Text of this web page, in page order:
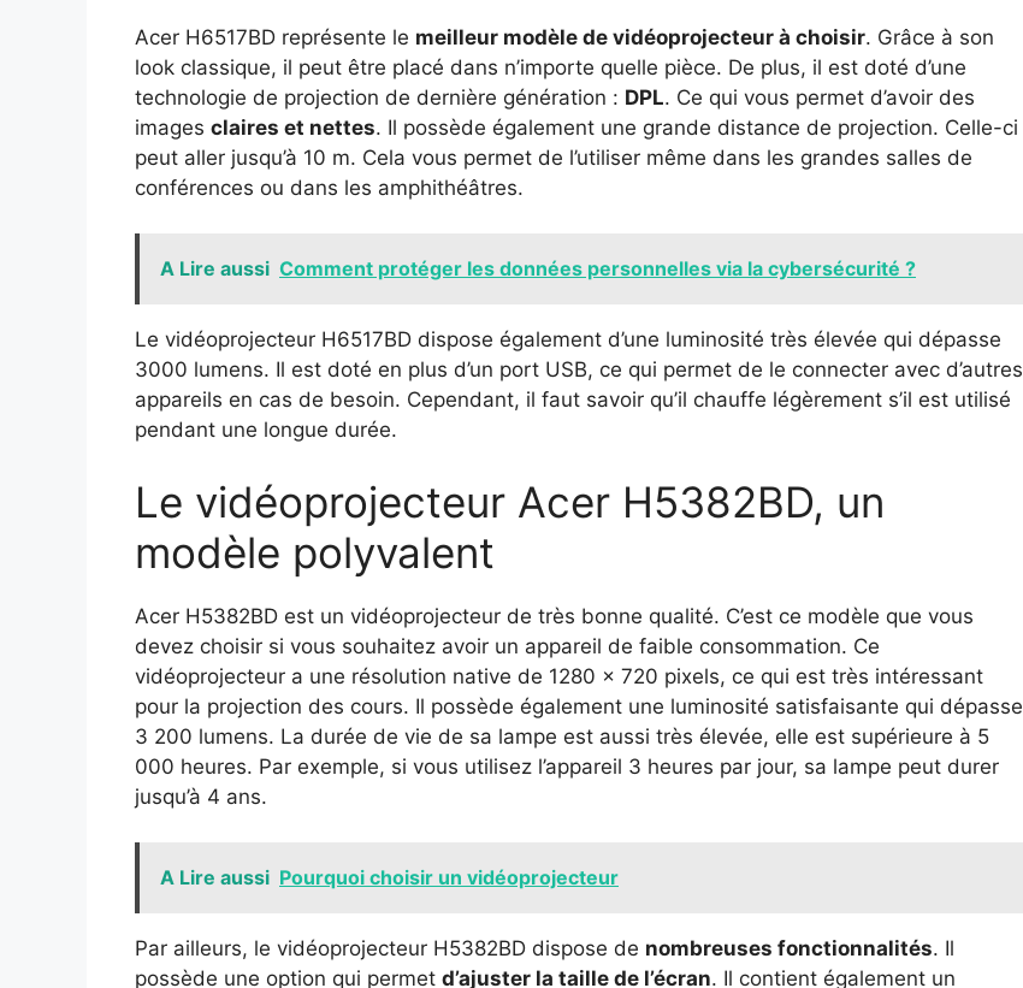
Acer H6517BD représente le meilleur modèle de vidéoprojecteur à choisir. Grâce à son
look classique, il peut être placé dans n’importe quelle pièce. De plus, il est doté d’une
technologie de projection de dernière génération : DPL. Ce qui vous permet d’avoir des
images claires et nettes. Il possède également une grande distance de projection. Celle-ci
peut aller jusqu’à 10 m. Cela vous permet de l’utiliser même dans les grandes salles de
conférences ou dans les amphithéâtres.
A Lire aussi Comment protéger les données personnelles via la cybersécurité ?
Le vidéoprojecteur H6517BD dispose également d’une luminosité très élevée qui dépasse
3000 lumens. Il est doté en plus d’un port USB, ce qui permet de le connecter avec d’autres
appareils en cas de besoin. Cependant, il faut savoir qu’il chauffe légèrement s’il est utilisé
pendant une longue durée.
Le vidéoprojecteur Acer H5382BD, un
modèle polyvalent
Acer H5382BD est un vidéoprojecteur de très bonne qualité. C’est ce modèle que vous
devez choisir si vous souhaitez avoir un appareil de faible consommation. Ce
vidéoprojecteur a une résolution native de 1280 x 720 pixels, ce qui est très intéressant
pour la projection des cours. Il possède également une luminosité satisfaisante qui dépasse
3 200 lumens. La durée de vie de sa lampe est aussi très élevée, elle est supérieure à 5
000 heures. Par exemple, si vous utilisez l’appareil 3 heures par jour, sa lampe peut durer
jusqu’à 4 ans.
A Lire aussi Pourquoi choisir un vidéoprojecteur
Par ailleurs, le vidéoprojecteur H5382BD dispose de nombreuses fonctionnalités. Il
possède une option qui permet d’ajuster la taille de l’écran. Il contient également un